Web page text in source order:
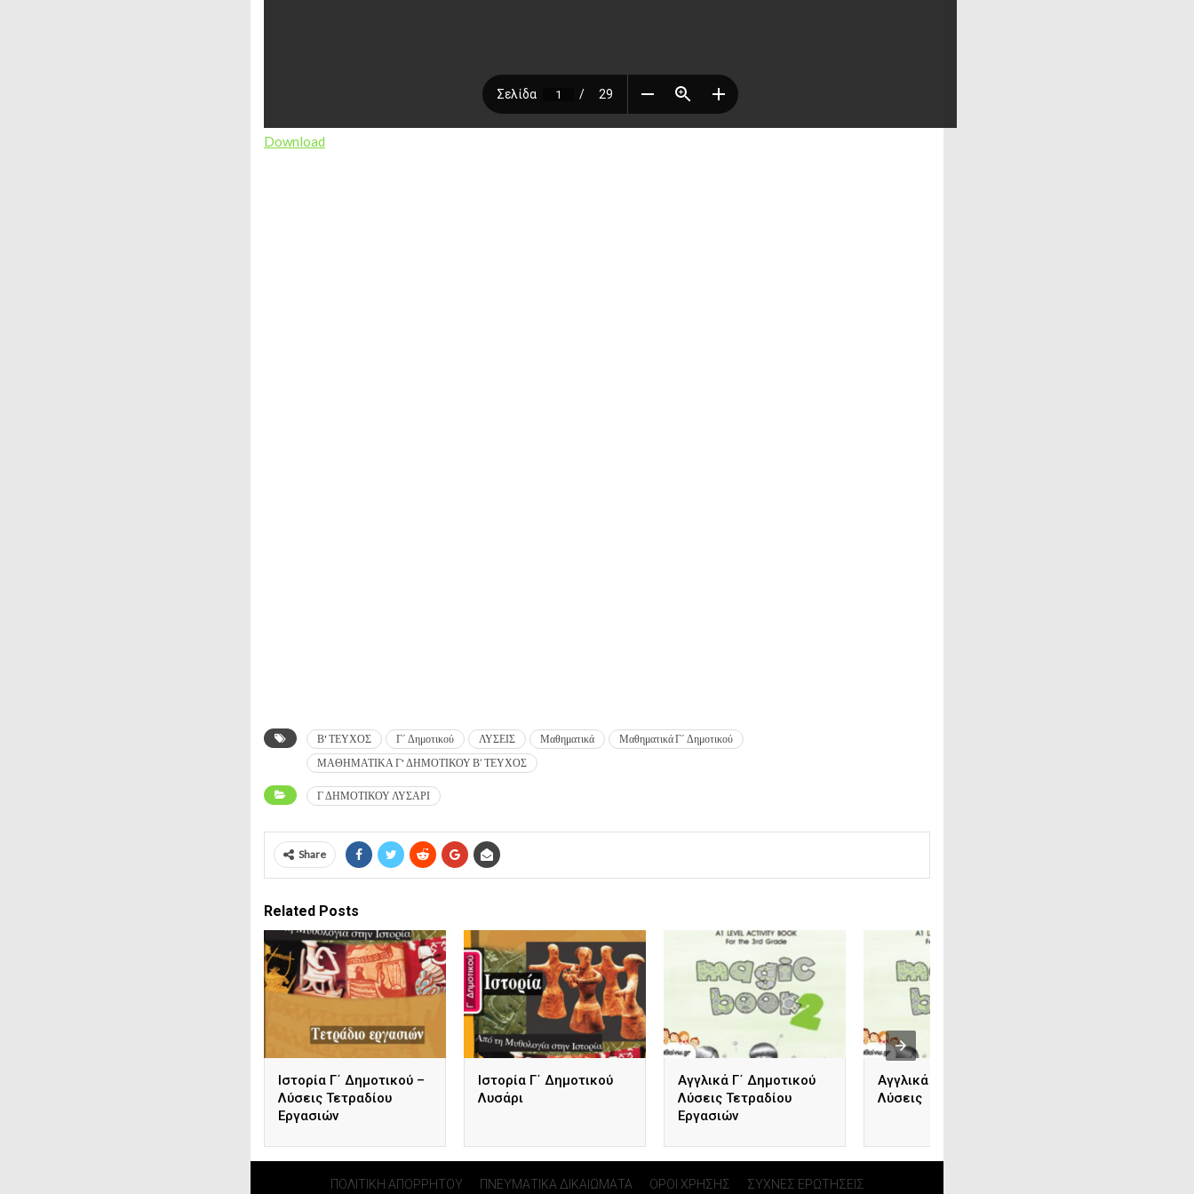
Download
Β' ΤΕΥΧΟΣ Γ΄ Δημοτικού ΛΥΣΕΙΣ Μαθηματικά
Μαθηματικά Γ΄ Δημοτικού
ΜΑΘΗΜΑΤΙΚΑ Γ' ΔΗΜΟΤΙΚΟΥ Β’ ΤΕΥΧΟΣ
Γ ΔΗΜΟΤΙΚΟΥ ΛΥΣΑΡΙ
Share
Related Posts
Ιστορία Γ΄ Δημοτικού –
Λύσεις Τετραδίου
Εργασιών
Ιστορία Γ΄ Δημοτικού
Λυσάρι
Αγγλικά Γ΄ Δημοτικού
Λύσεις Τετραδίου
Εργασιών
Αγγλικά Γ΄ Δημοτικού
Λύσεις
ΠΟΛΙΤΙΚΗ ΑΠΟΡΡΗΤΟΥ ΠΝΕΥΜΑΤΙΚΑ ΔΙΚΑΙΩΜΑΤΑ ΟΡΟΙ ΧΡΗΣΗΣ ΣΥΧΝΕΣ ΕΡΩΤΗΣΕΙΣ